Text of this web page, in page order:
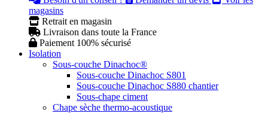
magasins
Retrait en magasin
Livraison dans toute la France
Paiement 100% sécurisé
Isolation
Sous-couche Dinachoc®
Sous-couche Dinachoc S801
Sous-couche Dinachoc S880 chantier
Sous-chape ciment
Chape sèche thermo-acoustique